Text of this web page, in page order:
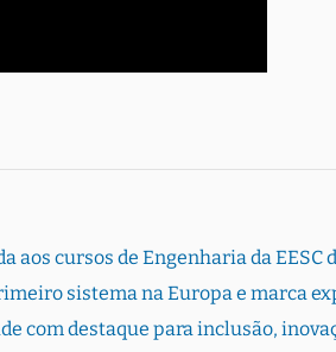
cursos de Engenharia da EESC
sistema na Europa e marca
com destaque para inclusão,